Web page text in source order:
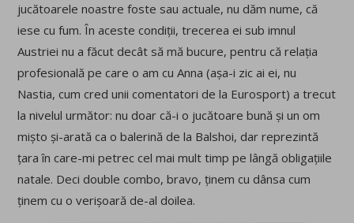
jucătoarele noastre foste sau actuale, nu dăm nume, că
iese cu fum. În aceste condiții, trecerea ei sub imnul
Austriei nu a făcut decât să mă bucure, pentru că relația
profesională pe care o am cu Anna (așa-i zic ai ei, nu
Nastia, cum cred unii comentatori de la Eurosport) a trecut
la nivelul următor: nu doar că-i o jucătoare bună și un om
mișto și-arată ca o balerină de la Balshoi, dar reprezintă
țara în care-mi petrec cel mai mult timp pe lângă obligațiile
natale. Deci double combo, bravo, ținem cu dânsa cum
ținem cu o verișoară de-al doilea.